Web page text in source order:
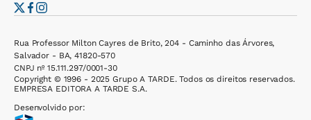
Rua Professor Milton Cayres de Brito, 204 - Caminho das Árvores,
Salvador - BA, 41820-570
CNPJ nº 15.111.297/0001-30
Copyright © 1996 - 2025 Grupo A TARDE. Todos os direitos reservados.
EMPRESA EDITORA A TARDE S.A.
Desenvolvido por: